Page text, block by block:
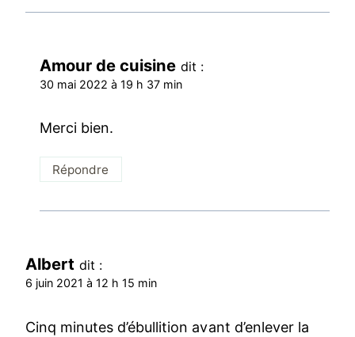
Amour de cuisine dit :
30 mai 2022 à 19 h 37 min
Merci bien.
Répondre
Albert dit :
6 juin 2021 à 12 h 15 min
Cinq minutes d’ébullition avant d’enlever la